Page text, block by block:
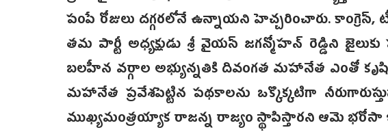
పంపే రోజులు దగ్గరలోనే ఉన్నాయని హెచ్చరించారు.
తమ పార్టీ అధ్యక్షుడు శ్రీ వైయస్ జగన్మోహన్ రెడ్డిని
బలహీన వర్గాల అభ్యున్నతికి దివంగత మహానేత ఎంతో కృషి
మహానేత ప్రవేశపెట్టిన పథకాలను ఒక్కొక్కటిగా
ముఖ్యమంత్రయ్యాక రాజన్న రాజ్యం స్థాపిస్తారని ఆమె భరోసా